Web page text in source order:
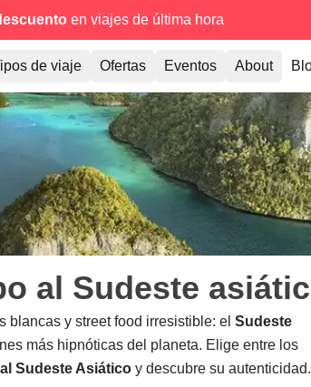
en viajes de última hora
de viaje Ofertas Eventos About
al Sudeste
blancas y street food irresistible: el Sudeste
más hipnóticas del planeta. Elige entre los
Sudeste Asiáticoy descubre su autenticidad.